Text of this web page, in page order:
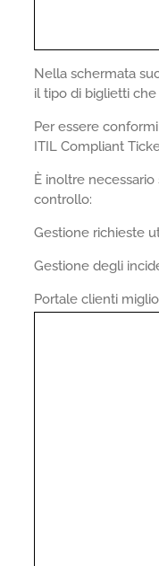
Nella schermata
il tipo di biglietti che
Per essere
ITIL Compliant
È inoltre
controllo:
Gestione richieste
Gestione degli
Portale clienti